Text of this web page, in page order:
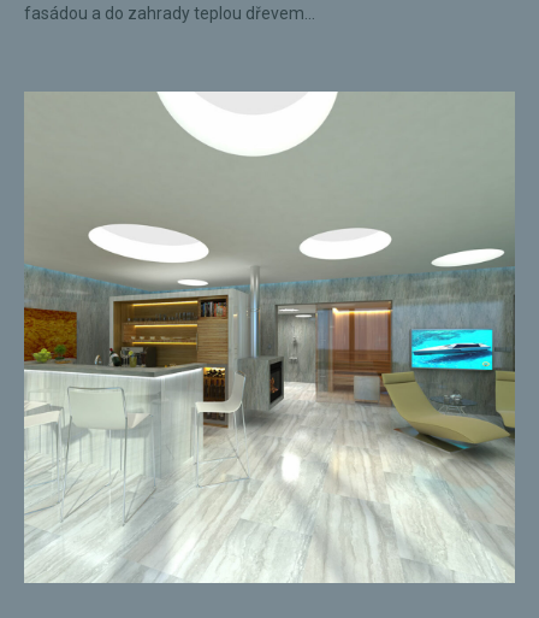
fasádou a do zahrady teplou dřevem...